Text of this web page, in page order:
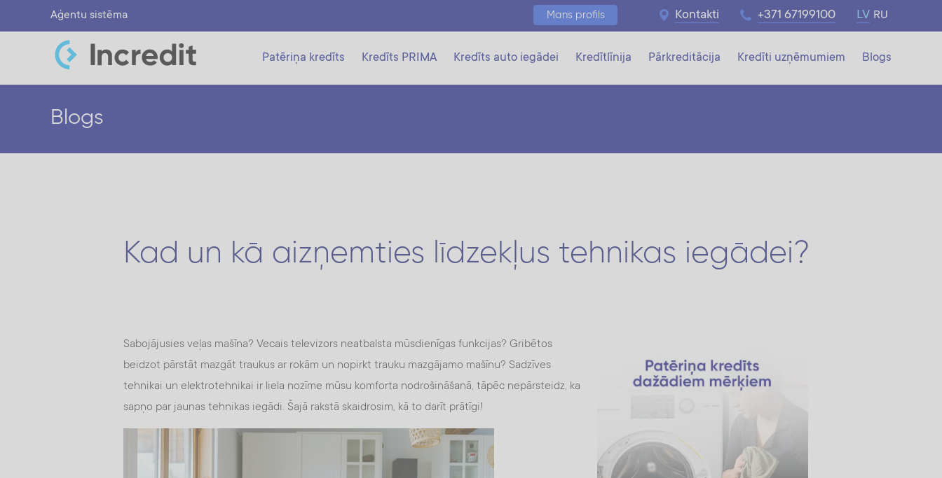
Aģentu sistēma Mans profils Kontakti +371 67199100 RU
LV
Patēriņa kredīts Kredīts PRIMA Kredīts auto iegādei Kredītlīnija Pārkreditācija Kredīti uzņēmumiem Blogs
Blogs
Kad un kā aizņemties līdzekļus tehnikas iegādei?
Sabojājusies veļas mašīna? Vecais televizors neatbalsta mūsdienīgas funkcijas? Gribētos
beidzot pārstāt mazgāt traukus ar rokām un nopirkt trauku mazgājamo mašīnu? Sadzīves
tehnikai un elektrotehnikai ir liela nozīme mūsu komforta nodrošināšanā, tāpēc nepārsteidz, ka
sapņo par jaunas tehnikas iegādi. Šajā rakstā skaidrosim, kā to darīt prātīgi!